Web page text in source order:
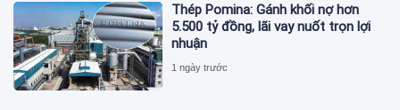
Thép Pomina: Gánh khối nợ hơn
5.500 tỷ đồng, lãi vay nuốt trọn lợi
nhuận
1 ngày trước